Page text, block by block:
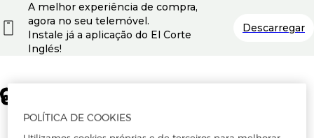
A melhor experiência de compra,
agora no seu telemóvel.
Instale já a aplicação do El Corte
Inglés!
Descarregar
POLÍTICA DE COOKIES